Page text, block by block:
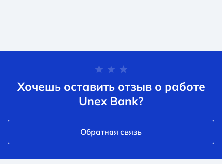
Хочешь оставить отзыв о работе
Unex Bank?
Обратная связь